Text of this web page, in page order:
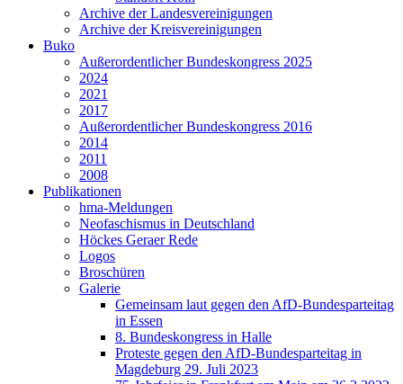
Archive der Landesvereinigungen
Archive der Kreisvereinigungen
Buko
Außerordentlicher Bundeskongress 2025
2024
2021
2017
Außerordentlicher Bundeskongress 2016
2014
2011
2008
Publikationen
hma-Meldungen
Neofaschismus in Deutschland
Höckes Geraer Rede
Logos
Broschüren
Galerie
Gemeinsam laut gegen den AfD-Bundesparteitag
in Essen
8. Bundeskongress in Halle
Proteste gegen den AfD-Bundesparteitag in
Magdeburg 29. Juli 2023